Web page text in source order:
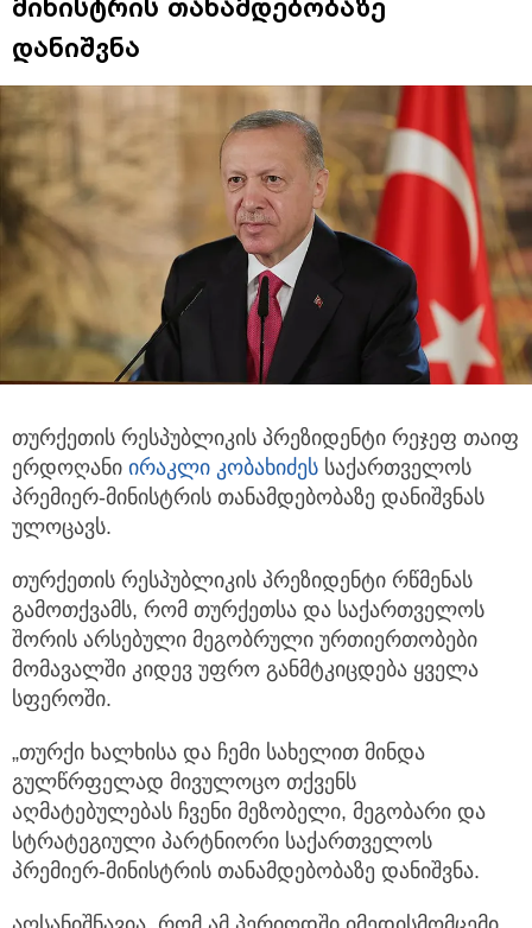
მინისტრის თანამდებობაზე
დანიშვნა
თურქეთის რესპუბლიკის პრეზიდენტი რეჯეფ თაიფ
ერდოღანი ირაკლი კობახიძეს საქართველოს
პრემიერ-მინისტრის თანამდებობაზე დანიშვნას
ულოცავს.
თურქეთის რესპუბლიკის პრეზიდენტი რწმენას
გამოთქვამს, რომ თურქეთსა და საქართველოს
შორის არსებული მეგობრული ურთიერთობები
მომავალში კიდევ უფრო განმტკიცდება ყველა
სფეროში.
„თურქი ხალხისა და ჩემი სახელით მინდა
გულწრფელად მივულოცო თქვენს
აღმატებულებას ჩვენი მეზობელი, მეგობარი და
სტრატეგიული პარტნიორი საქართველოს
პრემიერ-მინისტრის თანამდებობაზე დანიშვნა.